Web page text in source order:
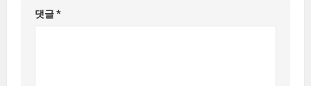
댓글*